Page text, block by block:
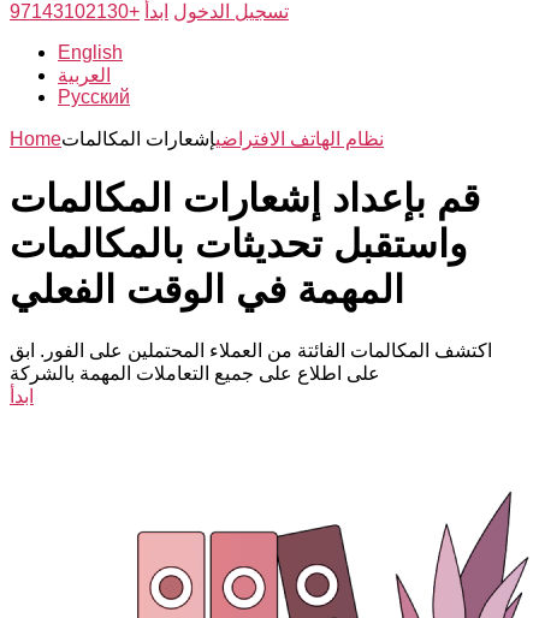
تسجيل الدخول ابدأ +97143102130
English
العربية
Русский
Home نظام الهاتف الافتراضيإشعارات المكالمات
قم بإعداد إشعارات المكالمات
واستقبل تحديثات بالمكالمات
المهمة في الوقت الفعلي
اكتشف المكالمات الفائتة من العملاء المحتملين على الفور. ابق
على اطلاع على جميع التعاملات المهمة بالشركة
ابدأ